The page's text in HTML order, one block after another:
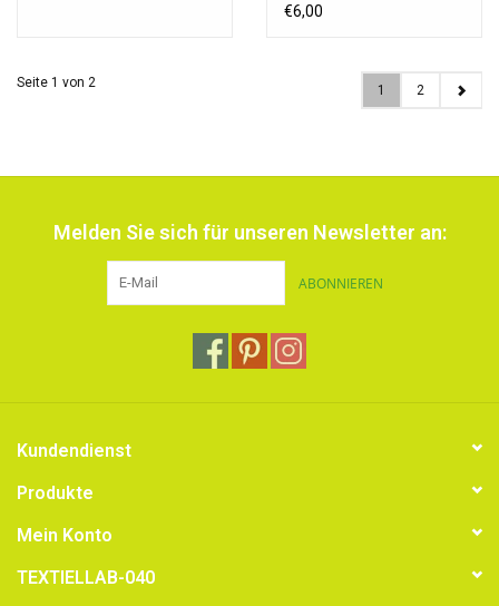
€6,00
Seite 1 von 2 1 2
Melden Sie sich für unseren Newsletter an:
ABONNIEREN
Kundendienst
Produkte
Mein Konto
TEXTIELLAB-040